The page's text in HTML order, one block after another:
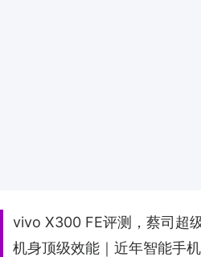
vivo X300 FE评测，蔡司超
机身顶级效能｜近年智能手